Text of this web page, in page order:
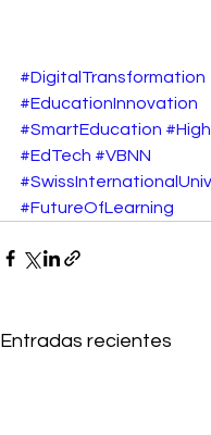
#DigitalTransformation
#EducationInnovation
#SmartEducation
#EdTech #VBNN
#FutureOfLearning
Entradas recientes